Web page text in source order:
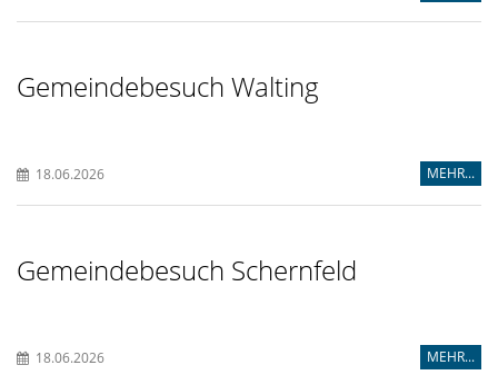
Gemeindebesuch Walting
18.06.2026 MEHR...
Gemeindebesuch Schernfeld
18.06.2026 MEHR...